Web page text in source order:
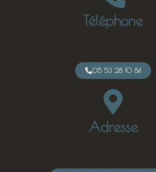
Téléphone
05 53 28 10 84
Adresse